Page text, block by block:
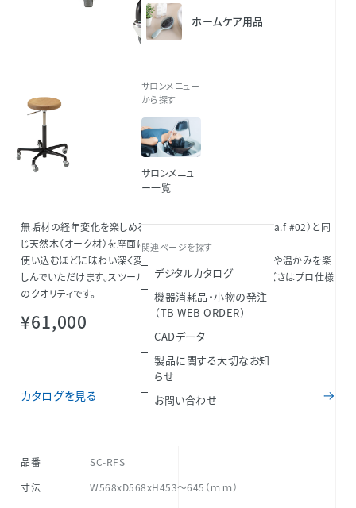
ホームケア用品
サロンメニュー
から探す
サロンメニュ
ー一覧
関連ページを探す
デジタルカタログ
機器消耗品・小物の発注
（TB WEB ORDER）
CADデータ
製品に関する大切なお知
らせ
お問い合わせ
無垢材の経年変化を楽しめるスツール。チェア（r.a.f ＃01、r.a.f #02）と同
じ天然木（オーク材）を座面に使用しました。
使い込むほどに味わい深く変化し、天然木ならではの高級感や温かみを楽
しんでいただけます。スツールの駆動性、上下昇降のスムーズさはプロ仕様
のクオリティです。
¥61,000
カタログを見る お問い合わせ
品番
SC-RFS
寸法
W568xD568xH453～645（ｍｍ）